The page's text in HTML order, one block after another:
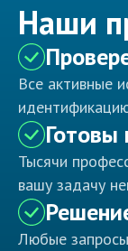
Наши
Все активные
Готовы
Тысячи
вашу задачу
Любые